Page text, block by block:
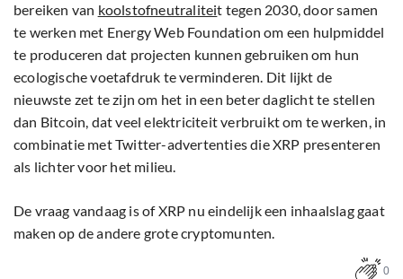
bereiken van koolstofneutraliteit tegen 2030, door samen
te werken met Energy Web Foundation om een ​​hulpmiddel
te produceren dat projecten kunnen gebruiken om hun
ecologische voetafdruk te verminderen. Dit lijkt de
nieuwste zet te zijn om het in een beter daglicht te stellen
dan Bitcoin, dat veel elektriciteit verbruikt om te werken, in
combinatie met Twitter-advertenties die XRP presenteren
als lichter voor het milieu.
De vraag vandaag is of XRP nu eindelijk een inhaalslag gaat
maken op de andere grote cryptomunten.
0